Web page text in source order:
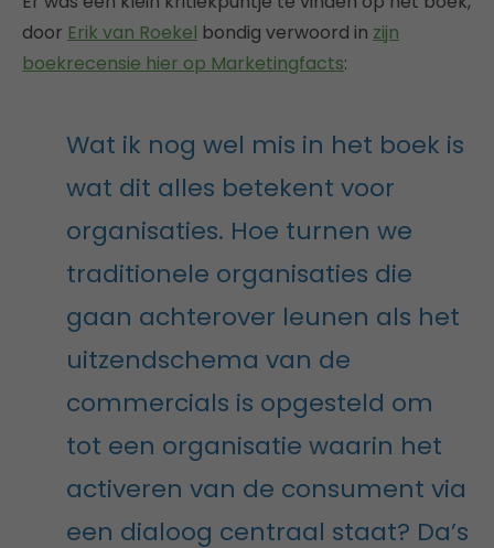
door Erik van Roekel bondig verwoord in zijn
boekrecensie hier op Marketingfacts:
Wat ik nog wel mis in het boek is
wat dit alles betekent voor
organisaties. Hoe turnen we
traditionele organisaties die
gaan achterover leunen als het
uitzendschema van de
commercials is opgesteld om
tot een organisatie waarin het
activeren van de consument via
een dialoog centraal staat? Da’s